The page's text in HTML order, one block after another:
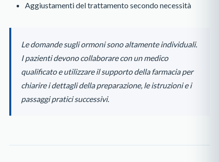
Aggiustamenti del trattamento secondo necessità
Le domande sugli ormoni sono altamente individuali.
I pazienti devono collaborare con un medico
qualificato e utilizzare il supporto della farmacia per
chiarire i dettagli della preparazione, le istruzioni e i
passaggi pratici successivi.